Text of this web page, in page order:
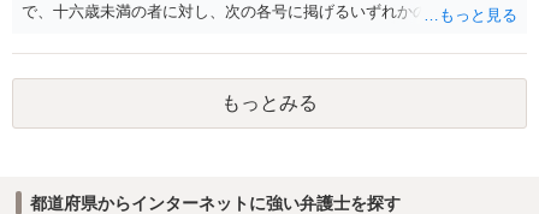
で、十六歳未満の者に対し、次の各号に掲げるいずれかの行為をした
が生まれた日より五年以上前の日に生まれた者に限る。）は、一年以
下の拘禁刑又は五十万円以下の罰金に処する。 一 威迫し、偽計を用
い又は誘惑して面会を要求すること。 二 拒まれたにもかかわらず、
反復して面会を要求すること。 三 金銭その他の利益を供与し、又は
二年以下の拘禁刑又は百万円以下の罰金に処する。
もっとみる
都道府県からインターネットに強い弁護士を探す